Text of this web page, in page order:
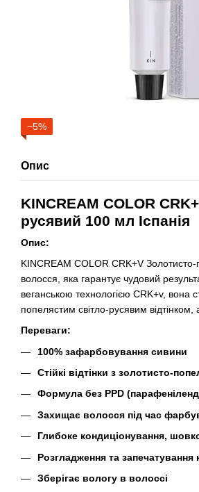
−5%
Опис
KINCREAM COLOR
русявий 100 мл Іспанія
Опис:
KINCREAM COLOR CRK+V
волосся, яка гарантує чудовий
веганською технологією CRK+v, вона
попелястим світло-русявим
Переваги:
100% зафарбовування сивини
Стійкі відтінки з золотисто-
Формула без PPD
Захищає волосся під час
Глибоке кондиціонування,
Розгладження та запечатування
Зберігає вологу в волоссі